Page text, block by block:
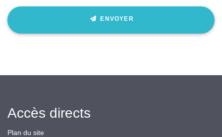
ENVOYER
Accès directs
Plan du site